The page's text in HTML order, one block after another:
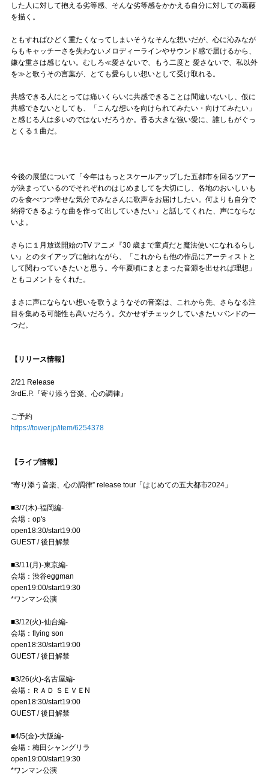
した人に対して抱える劣等感、そんな劣等感をかかえる自分に対しての葛藤
を描く。
ともすればひどく重たくなってしまいそうなそんな想いだが、心に沁みなが
らもキャッチーさを失わないメロディーラインやサウンド感で届けるから、
嫌な重さは感じない。むしろ≪愛さないで、もう二度と 愛さないで、私以外
を≫と歌うその言葉が、とても愛らしい想いとして受け取れる。
共感できる人にとっては痛いくらいに共感できることは間違いないし、仮に
共感できないとしても、「こんな想いを向けられてみたい・向けてみたい」
と感じる人は多いのではないだろうか。香る大きな強い愛に、誰しもがぐっ
とくる１曲だ。
今後の展望について「今年はもっとスケールアップした五都市を回るツアー
が決まっているのでそれぞれのはじめましてを大切にし、各地のおいしいも
のを食べつつ幸せな気分でみなさんに歌声をお届けしたい。何よりも自分で
納得できるような曲を作って出していきたい」と話してくれた、声にならな
いよ。
さらに１月放送開始のTV アニメ『30 歳まで童貞だと魔法使いになれるらし
い』とのタイアップに触れながら、「これからも他の作品にアーティストと
して関わっていきたいと思う。今年夏頃にまとまった音源を出せれば理想」
ともコメントをくれた。
まさに声にならない想いを歌うようなその音楽は、これから先、さらなる注
目を集める可能性も高いだろう。欠かせずチェックしていきたいバンドの一
つだ。
【リリース情報】
2/21 Release
3rdE.P.『寄り添う音楽、心の調律』
ご予約
https://tower.jp/item/6254378
【ライブ情報】
“寄り添う音楽、心の調律” release tour「はじめての五大都市2024」
■3/7(木)-福岡編-
会場：op's
open18:30/start19:00
GUEST / 後日解禁
■3/11(月)-東京編-
会場：渋谷eggman
open19:00/start19:30
*ワンマン公演
■3/12(火)-仙台編-
会場：flying son
open18:30/start19:00
GUEST / 後日解禁
■3/26(火)-名古屋編-
会場：ＲＡＤ ＳＥＶＥN
open18:30/start19:00
GUEST / 後日解禁
■4/5(金)-大阪編-
会場：梅田シャングリラ
open19:00/start19:30
*ワンマン公演